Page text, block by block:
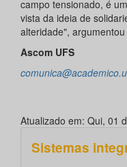
campo tensionado, é
vista da ideia de
alteridade",
Ascom UFS
Atualizado em: Qui, 01
Sistemas